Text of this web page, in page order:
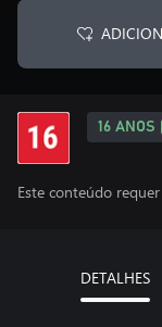
16 ANOS
Este conteúdo
DETALHES